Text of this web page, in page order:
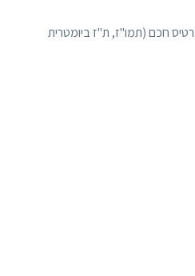
חכם (תמו"ז, ת"ז ביומטרית